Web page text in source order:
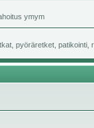
ymym
pyöräretket, patikointi,